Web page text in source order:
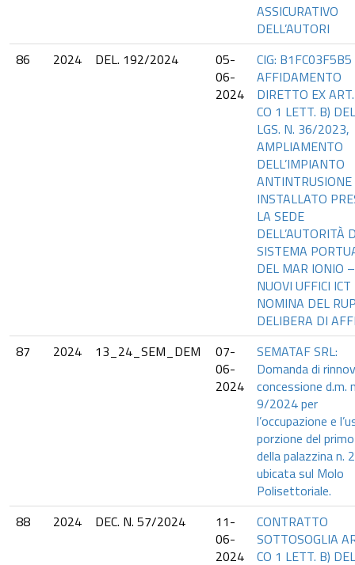
ASSICURATIVO
DELL’AUTORI
86
2024 DEL. 192/2024
05-
06-
2024
CIG:
AFFIDAMENTO
DIRETTO EX
CO 1 LETT. B)
LGS. N. 36/2023,
AMPLIAMENTO
DELL’IMPIANTO
ANTINTRUSIONE
INSTALLATO
LA SEDE
DELL’AUTORITÀ
SISTEMA
DEL MAR IONIO –
NUOVI UFFICI
NOMINA DEL
DELIBERA DI
87
2024 13_24_SEM_DEM
07-
06-
2024
SEMATAF SRL:
Domanda di
concessione d.m.
9/2024 per
l’occupazione e
porzione del
della palazzina n. 2
ubicata sul Molo
Polisettoriale.
88
2024 DEC. N. 57/2024
11-
06-
2024
CONTRATTO
SOTTOSOGLIA
CO 1 LETT. B)